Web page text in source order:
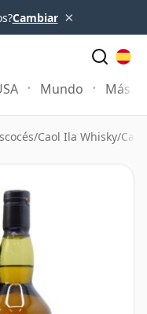
Cambiar ×
Mundo Más
/Caol Ila Whisky/